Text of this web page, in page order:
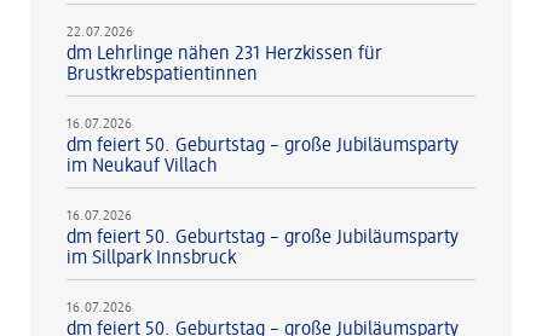
22.07.2026
dm Lehrlinge nähen 231 Herzkissen für
Brustkrebspatientinnen
16.07.2026
dm feiert 50. Geburtstag – große Jubiläumsparty
im Neukauf Villach
16.07.2026
dm feiert 50. Geburtstag – große Jubiläumsparty
im Sillpark Innsbruck
16.07.2026
dm feiert 50. Geburtstag – große Jubiläumsparty